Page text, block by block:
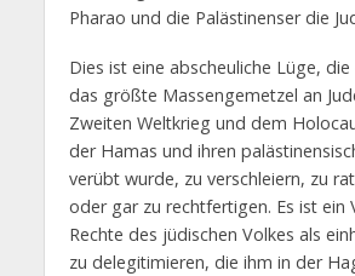
Pharao und die Palästinenser die
Dies ist eine abscheuliche Lüge,
das größte Massengemetzel an
Zweiten Weltkrieg und dem
der Hamas und ihren
verübt wurde, zu verschleiern, zu
oder gar zu rechtfertigen. Es ist ein
Rechte des jüdischen Volkes als
zu delegitimieren, die ihm in der